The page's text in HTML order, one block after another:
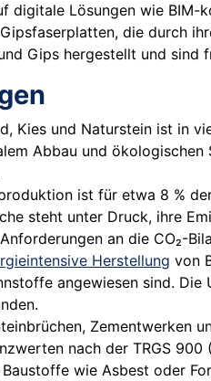
digitale Lösungen wie BIM-
die durch
Gips hergestellt und sind
Kies und Naturstein ist in
Abbau und
ist für etwa 8 %
steht unter Druck, ihre
an die CO₂-
Herstellung von
angewiesen sind.
Zementwerken
nach der TRGS
wie Asbest oder